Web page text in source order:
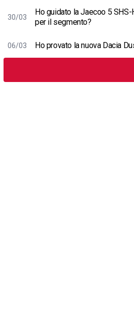
30/03
Ho guidato la Jaecoo 5
per il segmento?
06/03 Ho provato la nuova Dacia